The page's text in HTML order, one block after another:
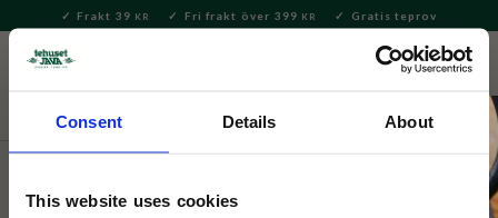
Consent Details About
This website uses cookies
Meny
Frakt 39 KR Fri frakt över 399 KR Gratis teprov
Hem & Inredningsdetaljer